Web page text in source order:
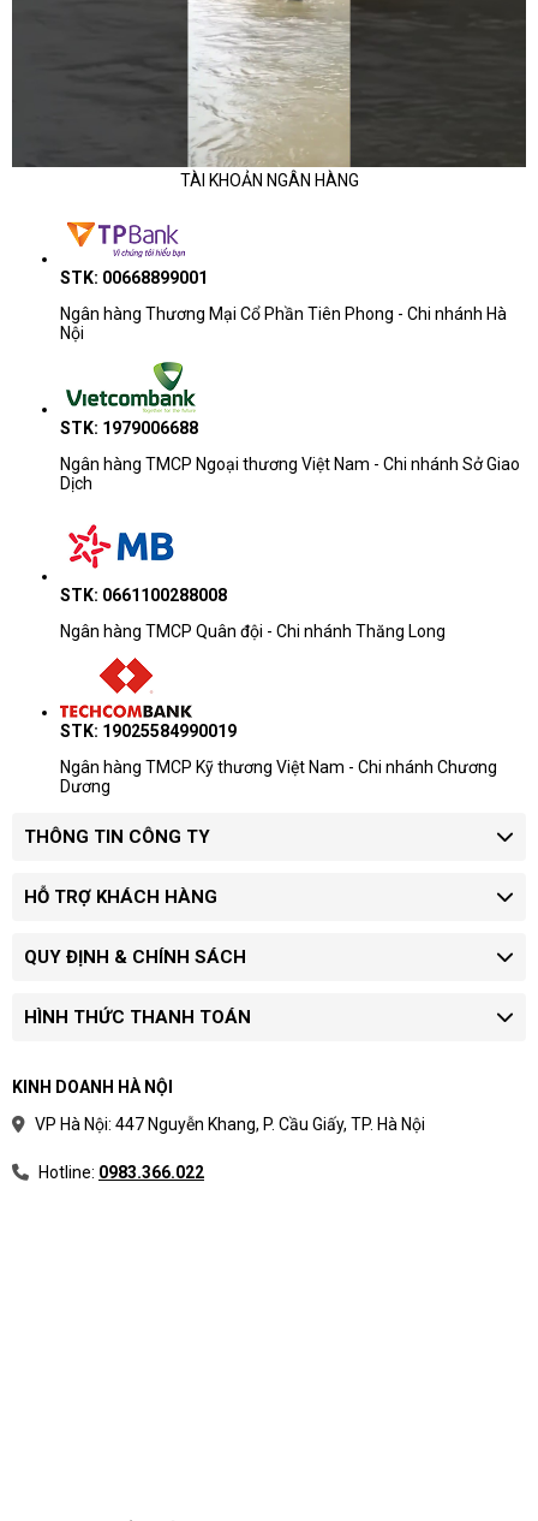
TÀI KHOẢN NGÂN HÀNG
STK: 00668899001
Ngân hàng Thương Mại Cổ Phần Tiên Phong - Chi nhánh Hà
Nội
STK: 1979006688
Ngân hàng TMCP Ngoại thương Việt Nam - Chi nhánh Sở Giao
Dịch
STK: 0661100288008
Ngân hàng TMCP Quân đội - Chi nhánh Thăng Long
STK: 19025584990019
Ngân hàng TMCP Kỹ thương Việt Nam - Chi nhánh Chương
Dương
THÔNG TIN CÔNG TY
HỖ TRỢ KHÁCH HÀNG
QUY ĐỊNH & CHÍNH SÁCH
HÌNH THỨC THANH TOÁN
KINH DOANH HÀ NỘI
VP Hà Nội: 447 Nguyễn Khang, P. Cầu Giấy, TP. Hà Nội
Hotline: 0983.366.022